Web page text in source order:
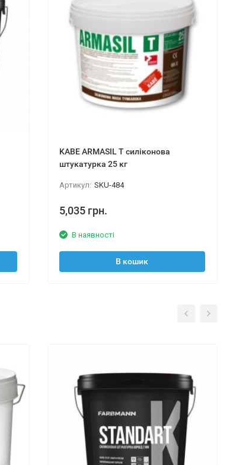
KABE ARMASIL T силіконова
штукатурка 25 кг
Артикул: SKU-484
5,035 грн.
В наявності
В кошик